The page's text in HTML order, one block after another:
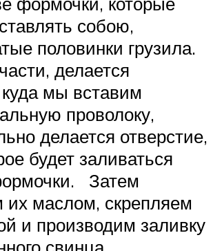
собою,
половинки грузила.
делается
куда мы вставим
проволоку,
делается отверстие,
будет заливаться
Затем
маслом, скрепляем
и производим заливку